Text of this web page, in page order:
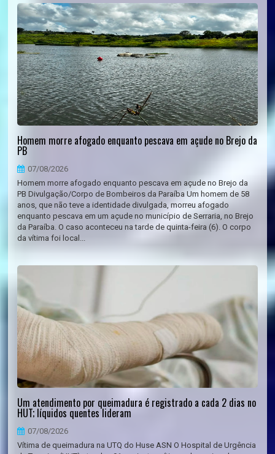
Homem morre afogado enquanto pescava em açude no Brejo da
PB
07/08/2026
Homem morre afogado enquanto pescava em açude no Brejo da
PB Divulgação/Corpo de Bombeiros da Paraíba Um homem de 58
anos, que não teve a identidade divulgada, morreu afogado
enquanto pescava em um açude no município de Serraria, no Brejo
da Paraíba. O caso aconteceu na tarde de quinta-feira (6). O corpo
da vítima foi local...
Um atendimento por queimadura é registrado a cada 2 dias no
HUT; líquidos quentes lideram
07/08/2026
Vítima de queimadura na UTQ do Huse ASN O Hospital de Urgência